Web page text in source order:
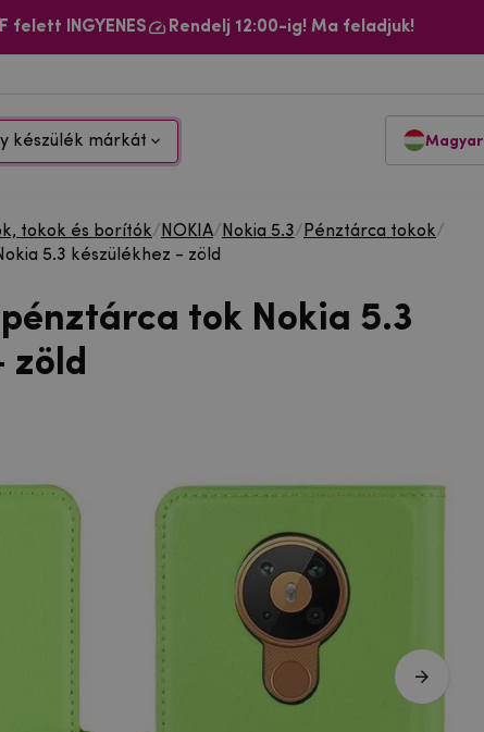
felett INGYENES Rendelj 12:00-ig! Ma feladjuk!
készülék márkát Magyar
tokok és borítók/ NOKIA/ Nokia 5.3/ Pénztárca tokok/
5.3 készülékhez - zöld
tok Nokia 5.3
zöld